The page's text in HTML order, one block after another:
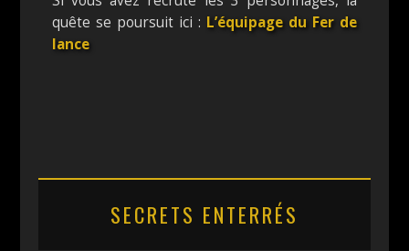
quête se poursuit ici : L’équipage du Fer de
lance
SECRETS ENTERRÉS